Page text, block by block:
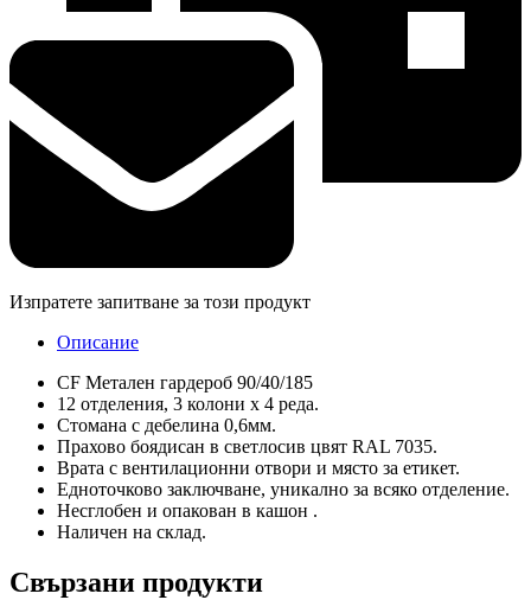
Изпратете запитване за този продукт
Описание
CF Метален гардероб 90/40/185
12 отделения, 3 колони х 4 реда.
Стомана с дебелина 0,6мм.
Прахово боядисан в светлосив цвят RAL 7035.
Врата с вентилационни отвори и място за етикет.
Едноточково заключване, уникално за всяко отделение.
Несглобен и опакован в кашон .
Наличен на склад.
Свързани продукти